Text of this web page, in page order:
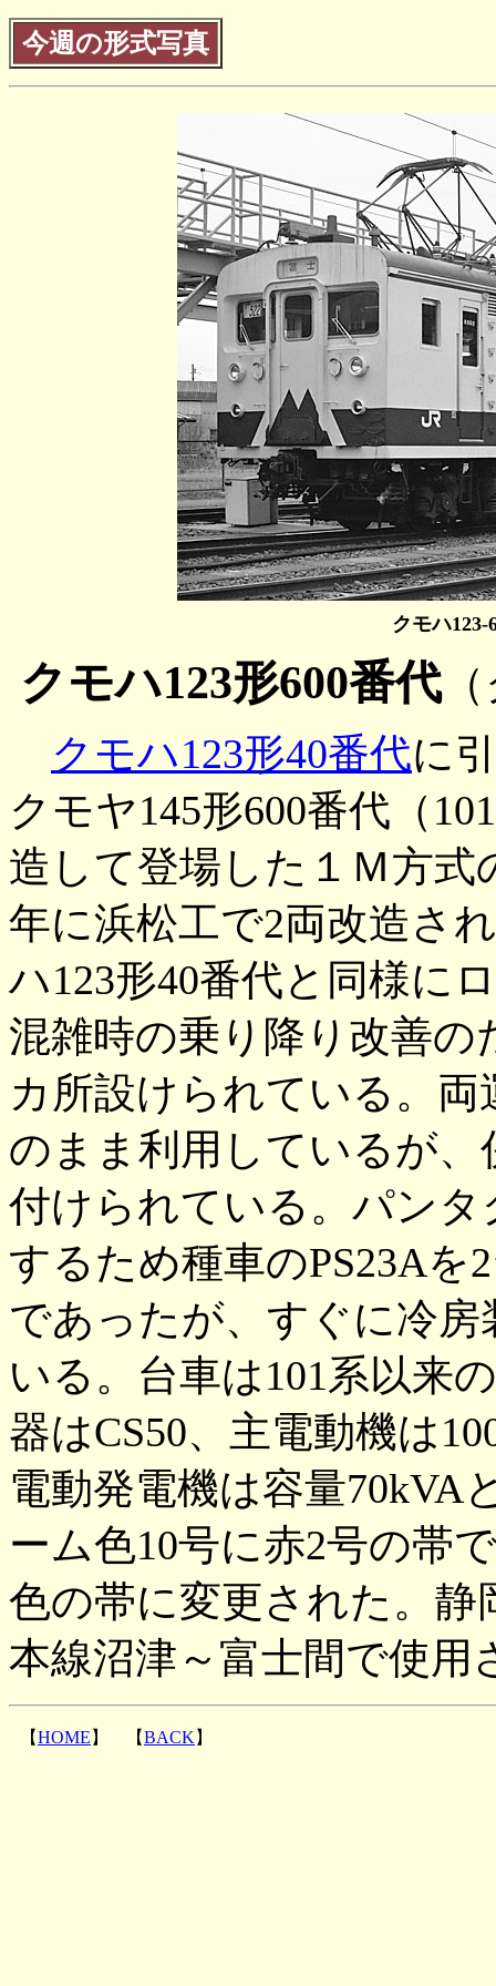
今週の形式写真
クモハ123-
クモハ123形600番代（
クモハ123形40番代に
クモヤ145形600番代（
造して登場した１Ｍ方式
年に浜松工で2両改造さ
ハ123形40番代と同様に
混雑時の乗り降り改善の
カ所設けられている。
のまま利用しているが
付けられている。パン
するため種車のPS23Aを
であったが、すぐに冷房
いる。台車は101系以来
器はCS50、主電動機は
電動発電機は容量70kVA
ーム色10号に赤2号の帯
色の帯に変更された。静
本線沼津～富士間で使用
【HOME 】 【BACK 】